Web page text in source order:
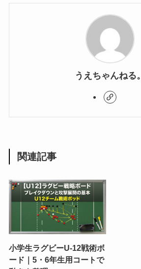
うえちゃんねる。
関連記事
小学生ラグビーU-12戦術ボ
ード｜5・6年生用コートで